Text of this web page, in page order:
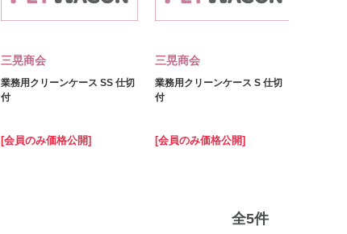
三晃商会
業務用クリーンケース SS 仕切
付
[会員のみ価格公開]
三晃商会
業務用クリーンケース S 仕切
付
[会員のみ価格公開]
全5件